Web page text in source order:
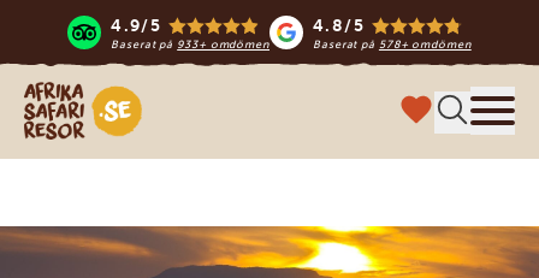
4.9/5
Baserat på 933+ omdömen
4.8/5
Baserat på 578+ omdömen
Safari-resor i Afrika